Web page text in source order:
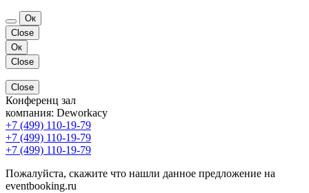
Ок
Close
Ок
Close
Close
Конференц зал
компания: Deworkacy
+7 (499) 110-19-79
+7 (499) 110-19-79
+7 (499) 110-19-79
Пожалуйста, скажите что нашли данное предложение на
eventbooking.ru